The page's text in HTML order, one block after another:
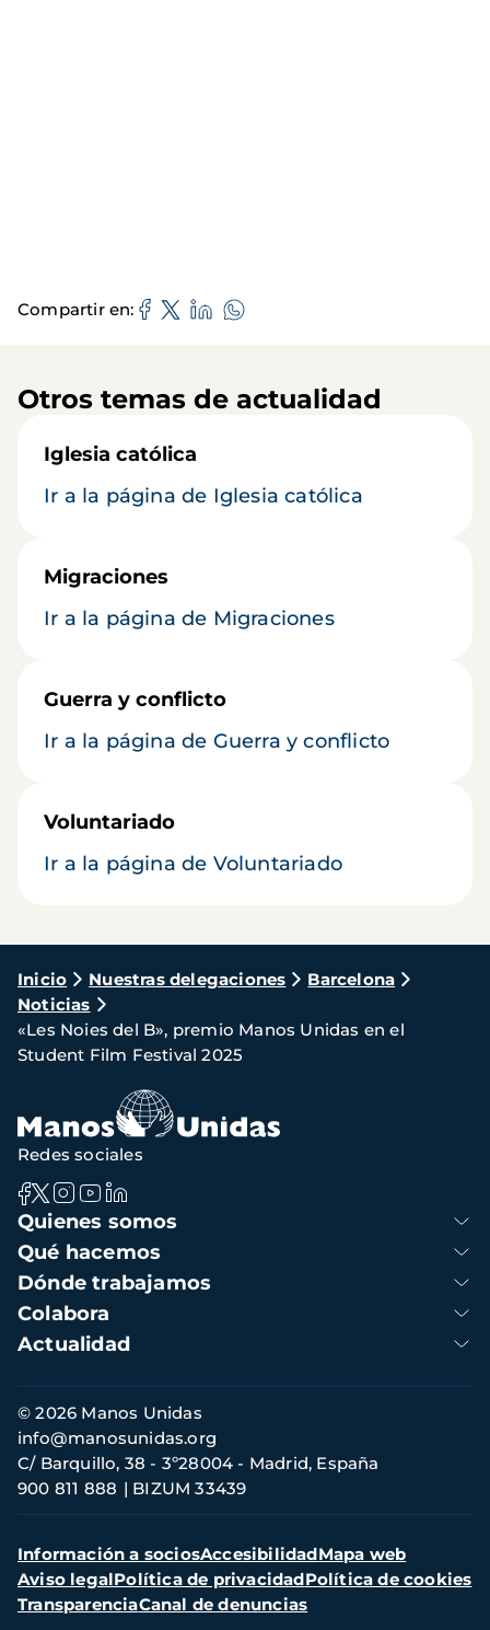
Compartir en
Otros temas de actualidad
Iglesia católica
Ir a la página de Iglesia católica
Migraciones
Ir a la página de Migraciones
Guerra y conflicto
Ir a la página de Guerra y conflicto
Voluntariado
Ir a la página de Voluntariado
Ruta
de
navegación
Inicio Nuestras delegaciones
Barcelona
Noticias
«Les Noies del B», premio Manos Unidas en el
Student Film Festival 2025
Navegación
principal
Quienes somos
Qué hacemos
Dónde trabajamos
Colabora
Actualidad
Redes sociales
Información
de
contacto
© 2026 Manos Unidas
C/ Barquillo, 38 - 3º28004 - Madrid, España
900 811 888
BIZUM 33439
info@manosunidas.org
Menú
secundario
Información a sociosAccesibilidadMapa web
Aviso legalPolítica de privacidadPolítica de cookies
TransparenciaCanal de denuncias